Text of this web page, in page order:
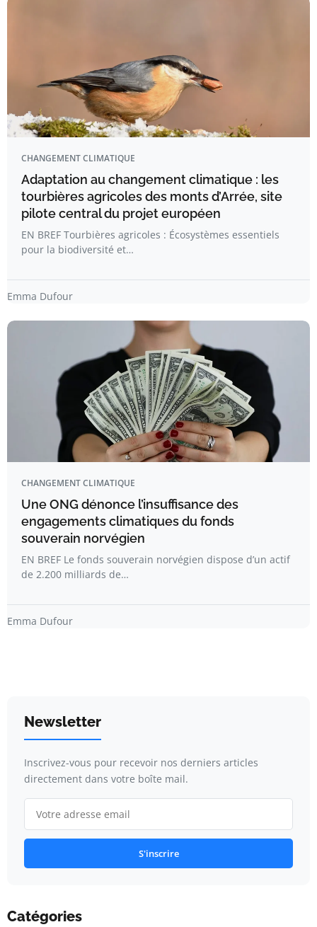
CHANGEMENT CLIMATIQUE
Adaptation au changement climatique : les
tourbières agricoles des monts d’Arrée, site
pilote central du projet européen
EN BREF Tourbières agricoles : Écosystèmes essentiels
pour la biodiversité et…
Emma Dufour
CHANGEMENT CLIMATIQUE
Une ONG dénonce l’insuffisance des
engagements climatiques du fonds
souverain norvégien
EN BREF Le fonds souverain norvégien dispose d’un actif
de 2.200 milliards de…
Emma Dufour
Newsletter
Inscrivez-vous pour recevoir nos derniers articles
directement dans votre boîte mail.
S'inscrire
Catégories